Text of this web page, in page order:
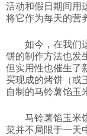
社会
文化
历史
体育
活动和假日期间用
将它作为每天的营
如今，在我们
饼的制作方法也发
但实用性也催生了
买现成的烤饼（或
自制的马铃薯馅玉
马铃薯馅玉米
菜并不局限于一天